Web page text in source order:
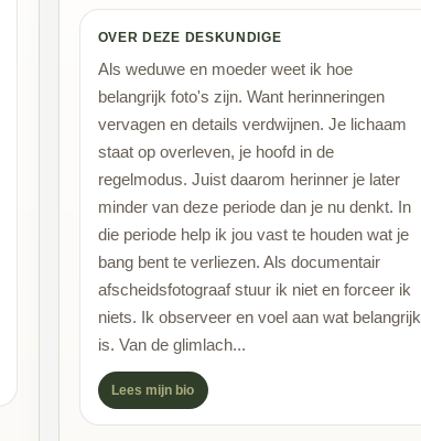
OVER DEZE DESKUNDIGE
Als weduwe en moeder weet ik hoe
belangrijk foto's zijn. Want herinneringen
vervagen en details verdwijnen. Je lichaam
staat op overleven, je hoofd in de
regelmodus. Juist daarom herinner je later
minder van deze periode dan je nu denkt. In
die periode help ik jou vast te houden wat je
bang bent te verliezen. Als documentair
afscheidsfotograaf stuur ik niet en forceer ik
niets. Ik observeer en voel aan wat belangrijk
is. Van de glimlach...
Lees mijn bio